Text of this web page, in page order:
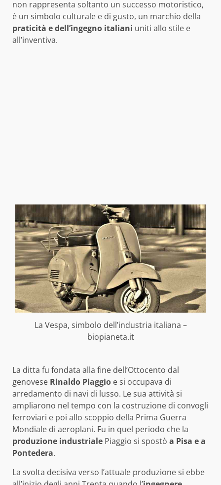
non rappresenta soltanto un successo motoristico,
è un simbolo culturale e di gusto, un marchio della
praticità e dell’ingegno italiani uniti allo stile e
all’inventiva.
La Vespa, simbolo dell’industria italiana –
biopianeta.it
La ditta fu fondata alla fine dell’Ottocento dal
genovese Rinaldo Piaggio e si occupava di
arredamento di navi di lusso. Le sua attività si
ampliarono nel tempo con la costruzione di convogli
ferroviari e poi allo scoppio della Prima Guerra
Mondiale di aeroplani. Fu in quel periodo che la
produzione industriale Piaggio si spostò a Pisa e a
Pontedera.
La svolta decisiva verso l’attuale produzione si ebbe